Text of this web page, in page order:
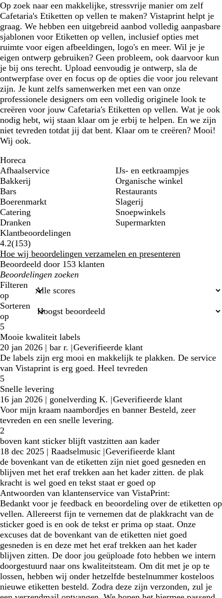
Op zoek naar een makkelijke, stressvrije manier om zelf
Cafetaria's Etiketten op vellen te maken? Vistaprint helpt je
graag. We hebben een uitgebreid aanbod volledig aanpasbare
sjablonen voor Etiketten op vellen, inclusief opties met
ruimte voor eigen afbeeldingen, logo's en meer. Wil je je
eigen ontwerp gebruiken? Geen probleem, ook daarvoor kun
je bij ons terecht. Upload eenvoudig je ontwerp, sla de
ontwerpfase over en focus op de opties die voor jou relevant
zijn. Je kunt zelfs samenwerken met een van onze
professionele designers om een volledig originele look te
creëren voor jouw Cafetaria's Etiketten op vellen. Wat je ook
nodig hebt, wij staan klaar om je erbij te helpen. En we zijn
niet tevreden totdat jij dat bent. Klaar om te creëren? Mooi!
Wij ook.
Horeca
Afhaalservice
Bakkerij
Bars
Boerenmarkt
Catering
Dranken
IJs- en eetkraampjes
Organische winkel
Restaurants
Slagerij
Snoepwinkels
Supermarkten
Klantbeoordelingen
4.2(153153
klantbeoordelingen
)
Hoe wij beoordelingen verzamelen en presenteren
Beoordeeld door 153 klanten
Mijn
zoekopdrachten
Filteren
op
Sorteren
op
5
Mooie kwaliteit labels
20 jan 2026 | bar r. |Geverifieerde klant
De labels zijn erg mooi en makkelijk te plakken. De service
van Vistaprint is erg goed. Heel tevreden
5
Snelle levering
16 jan 2026 | gonelverding K. |Geverifieerde klant
Voor mijn kraam naambordjes en banner Besteld, zeer
tevreden en een snelle levering.
2
boven kant sticker blijft vastzitten aan kader
18 dec 2025 | Raadselmusic |Geverifieerde klant
de bovenkant van de etiketten zijn niet goed gesneden en
blijven met het eraf trekken aan het kader zitten. de plak
kracht is wel goed en tekst staat er goed op
Antwoorden van klantenservice van VistaPrint:
Bedankt voor je feedback en beoordeling over de etiketten op
vellen. Allereerst fijn te vernemen dat de plakkracht van de
sticker goed is en ook de tekst er prima op staat. Onze
excuses dat de bovenkant van de etiketten niet goed
gesneden is en deze met het eraf trekken aan het kader
blijven zitten. De door jou geüploade foto hebben we intern
doorgestuurd naar ons kwaliteitsteam. Om dit met je op te
lossen, hebben wij onder hetzelfde bestelnummer kosteloos
nieuwe etiketten besteld. Zodra deze zijn verzonden, zul je